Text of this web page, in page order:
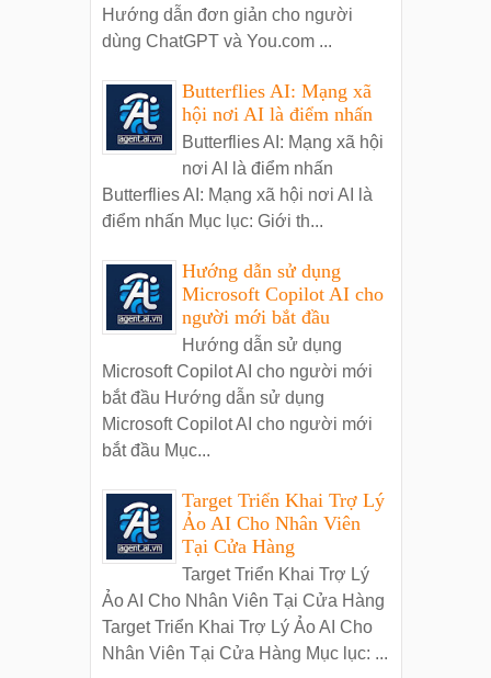
Hướng dẫn đơn giản cho người
dùng ChatGPT và You.com ...
Butterflies AI: Mạng xã
hội nơi AI là điểm nhấn
Butterflies AI: Mạng xã hội
nơi AI là điểm nhấn
Butterflies AI: Mạng xã hội nơi AI là
điểm nhấn Mục lục: Giới th...
Hướng dẫn sử dụng
Microsoft Copilot AI cho
người mới bắt đầu
Hướng dẫn sử dụng
Microsoft Copilot AI cho người mới
bắt đầu Hướng dẫn sử dụng
Microsoft Copilot AI cho người mới
bắt đầu Mục...
Target Triển Khai Trợ Lý
Ảo AI Cho Nhân Viên
Tại Cửa Hàng
Target Triển Khai Trợ Lý
Ảo AI Cho Nhân Viên Tại Cửa Hàng
Target Triển Khai Trợ Lý Ảo AI Cho
Nhân Viên Tại Cửa Hàng Mục lục: ...